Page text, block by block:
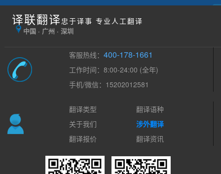
译联翻译 忠于译事 专业人工翻译
中国 · 广州 · 深圳
客服热线：400-178-1661
工作时间：8:00-24:00 (全年)
手机/微信：15202012581
翻译类型
翻译语种
关于我们
涉外翻译
翻译报价
翻译资讯